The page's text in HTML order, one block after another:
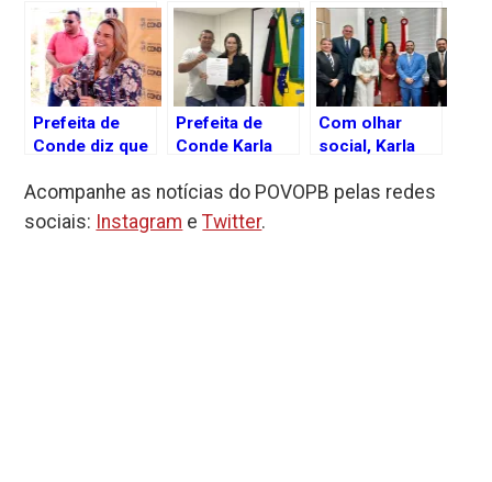
Prefeita de
Conde diz que
erro sobre lei
que prevê
Prefeita de
Conde Karla
transmite
cargo ao vice
Com olhar
social, Karla
demandas de
Acompanhe as notícias do POVOPB pelas redes
sociais: Instagram eTwitter.